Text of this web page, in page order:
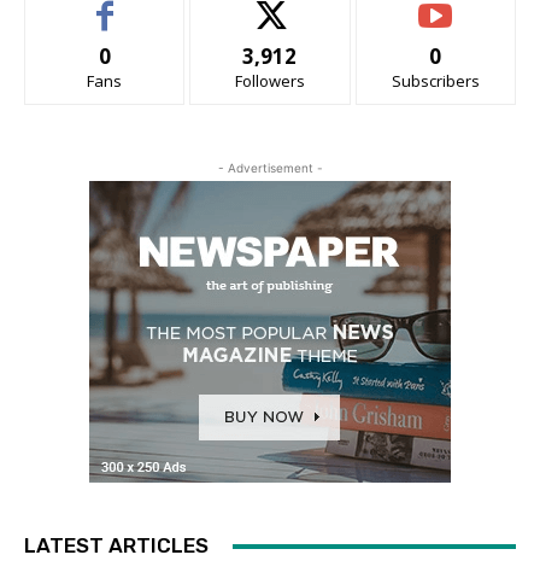
0
Fans
3,912
Followers
0
Subscribers
- Advertisement -
LATEST ARTICLES